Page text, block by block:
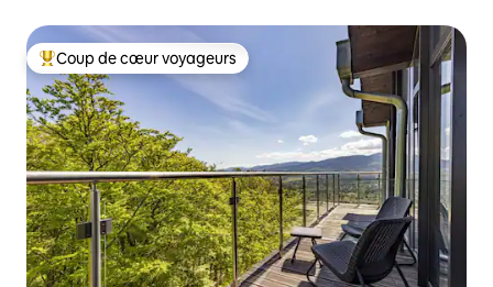
Coups de cœur voyageurs les plus appréciés
Coup de cœur voyageurs